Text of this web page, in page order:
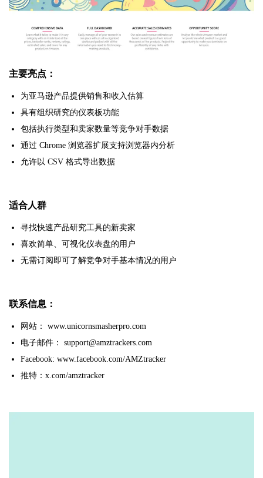
主要亮点：
为亚马逊产品提供销售和收入估算
具有组织研究的仪表板功能
包括执行类型和卖家数量等竞争对手数据
通过 Chrome 浏览器扩展支持浏览器内分析
允许以 CSV 格式导出数据
适合人群
寻找快速产品研究工具的新卖家
喜欢简单、可视化仪表盘的用户
无需订阅即可了解竞争对手基本情况的用户
联系信息：
网站： www.unicornsmasherpro.com
电子邮件： support@amztrackers.com
Facebook: www.facebook.com/AMZtracker
推特：x.com/amztracker